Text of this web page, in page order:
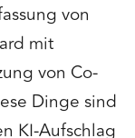
von
mit
von Co-
Dinge sind
KI-Aufschlag